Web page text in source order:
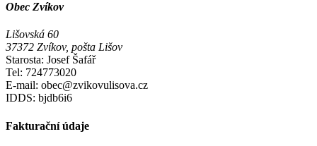
Obec Zvíkov
Lišovská 60
37372 Zvíkov, pošta Lišov
Starosta: Josef Šafář
Tel: 724773020
E-mail: obec@zvikovulisova.cz
IDDS: bjdb6i6
Fakturační údaje